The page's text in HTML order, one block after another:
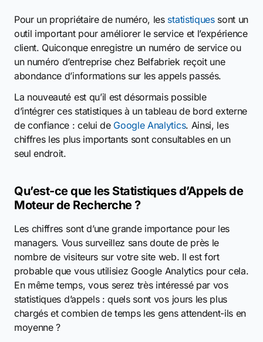
Pour un propriétaire de numéro, les statistiquessont un
outil important pour améliorer le service et l’expérience
client. Quiconque enregistre un numéro de service ou
un numéro d’entreprise chez Belfabriek reçoit une
abondance d’informations sur les appels passés.
La nouveauté est qu’il est désormais possible
d’intégrer ces statistiques à un tableau de bord externe
de confiance : celui de Google Analytics. Ainsi, les
chiffres les plus importants sont consultables en un
seul endroit.
Qu’est-ce que les Statistiques d’Appels de
Moteur de Recherche ?
Les chiffres sont d’une grande importance pour les
managers. Vous surveillez sans doute de près le
nombre de visiteurs sur votre site web. Il est fort
probable que vous utilisiez Google Analytics pour cela.
En même temps, vous serez très intéressé par vos
statistiques d’appels : quels sont vos jours les plus
chargés et combien de temps les gens attendent-ils en
moyenne ?